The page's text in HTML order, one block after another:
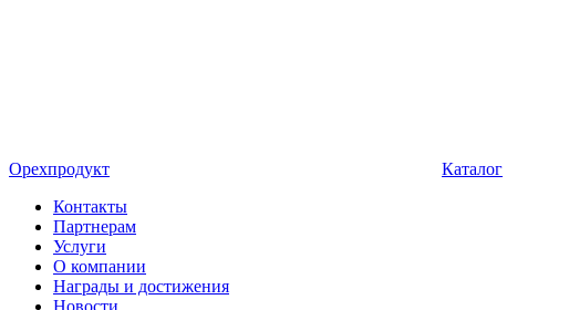
Орехпродукт
Каталог
Контакты
Партнерам
Услуги
О компании
Награды и достижения
Новости